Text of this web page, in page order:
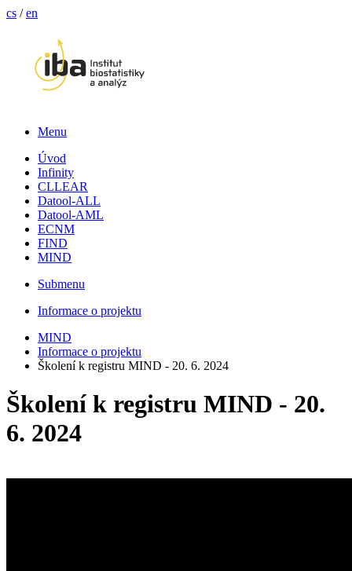
cs /en
Menu
Úvod
Infinity
CLLEAR
Datool-ALL
Datool-AML
ECNM
FIND
MIND
Submenu
Informace o projektu
MIND
Informace o projektu
Školení k registru MIND - 20. 6. 2024
Školení k registru MIND - 20.
6. 2024